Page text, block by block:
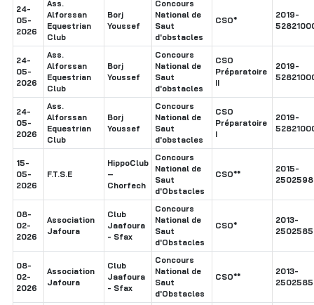
24-
05-
2026
Ass.
Alforssan
Equestrian
Club
Borj
Youssef
Concours
National de
Saut
d'obstacles
CSO*
2019-
24-
05-
2026
Ass.
Alforssan
Equestrian
Club
Borj
Youssef
Concours
National de
Saut
d'obstacles
CSO
Préparatoire
II
2019-
24-
05-
2026
Ass.
Alforssan
Equestrian
Club
Borj
Youssef
Concours
National de
Saut
d'obstacles
CSO
Préparatoire
I
2019-
15-
05-
2026
F.T.S.E
HippoClub
–
Chorfech
Concours
National de
Saut
d'Obstacles
CSO**
2015-
08-
02-
2026
Association
Jafoura
Club
Jaafoura
- Sfax
Concours
National de
Saut
d'Obstacles
CSO*
2013-
08-
02-
2026
Association
Jafoura
Club
Jaafoura
- Sfax
Concours
National de
Saut
d'Obstacles
CSO**
2013-